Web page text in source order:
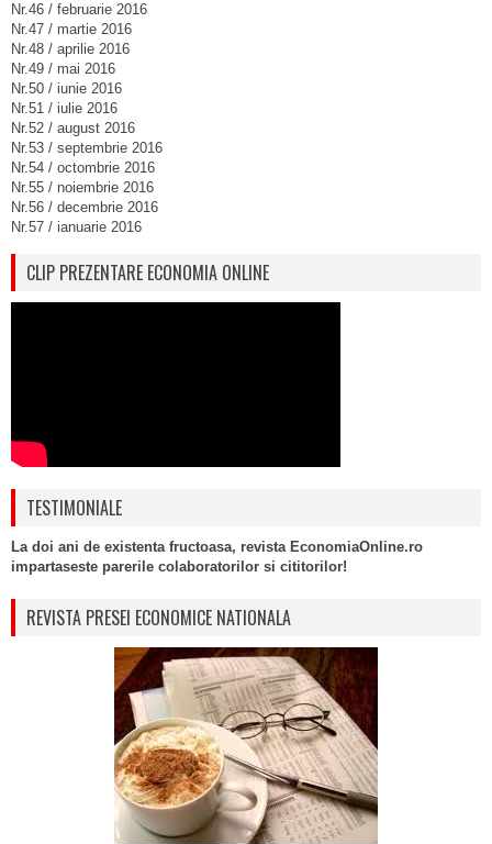
Nr.46 / februarie 2016
Nr.47 / martie 2016
Nr.48 / aprilie 2016
Nr.49 / mai 2016
Nr.50 / iunie 2016
Nr.51 / iulie 2016
Nr.52 / august 2016
Nr.53 / septembrie 2016
Nr.54 / octombrie 2016
Nr.55 / noiembrie 2016
Nr.56 / decembrie 2016
Nr.57 / ianuarie 2016
CLIP PREZENTARE ECONOMIA ONLINE
TESTIMONIALE
La doi ani de existenta fructoasa, revista EconomiaOnline.ro
impartaseste parerile colaboratorilor si cititorilor!
REVISTA PRESEI ECONOMICE NATIONALA